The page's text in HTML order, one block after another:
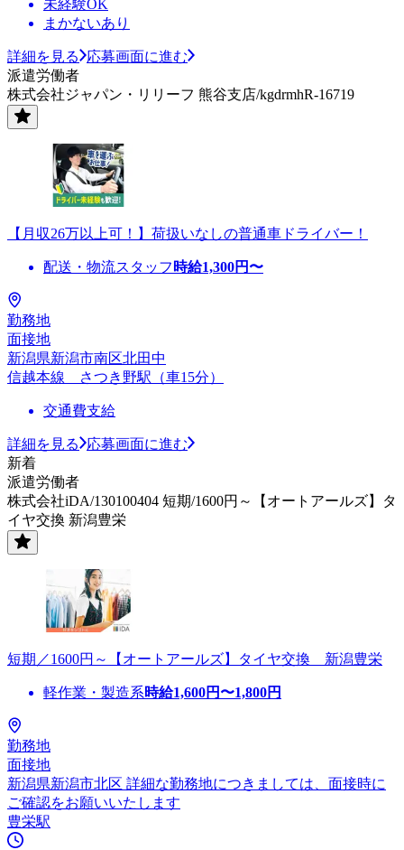
未経験OK
まかないあり
詳細を見る
応募画面に進む
派遣労働者
株式会社ジャパン・リリーフ 熊谷支店/kgdrmhR-16719
【月収26万以上可！】荷扱いなしの普通車ドライバー！
配送・物流スタッフ 時給1,300円〜
勤務地
面接地
新潟県新潟市南区北田中
信越本線 さつき野駅（車15分）
交通費支給
詳細を見る
応募画面に進む
新着
派遣労働者
株式会社iDA/130100404 短期/1600円～【オートアールズ】タ
イヤ交換 新潟豊栄
短期／1600円～【オートアールズ】タイヤ交換 新潟豊栄
軽作業・製造系時給1,600円〜1,800円
勤務地
面接地
新潟県新潟市北区 詳細な勤務地につきましては、面接時に
ご確認をお願いいたします
豊栄駅